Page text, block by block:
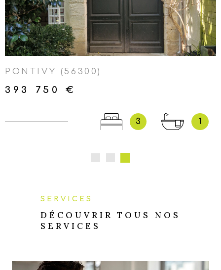
LOCMALO-NEULLIAC-
KERGRIST-SAINT-AIGNAN-
SAINTE-BRIGITTE-GUERLÉDAN
VOIR LE BIEN
PONTIVY (56300)
393 750 €
3 1
SERVICES
DÉCOUVRIR TOUS NOS
SERVICES